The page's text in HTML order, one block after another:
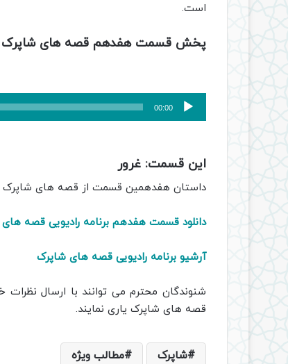
است.
پخش قسمت هفدهم قصه های شاپرک
پخش‌کننده
صوت
00:00
این قسمت: غرور
داستان هفدهمین قسمت از قصه های شاپرک
دانلود قسمت هفدهم برنامه رادیویی قصه
آرشیو برنامه رادیویی قصه های شاپرک
شنوندگان محترم می توانند با ارسال نظرات
قصه های شاپرک یاری نمایند.
شاپرک مطالب ویژه